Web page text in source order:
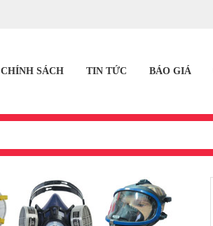
CHÍNH SÁCH TIN TỨC BÁO GIÁ